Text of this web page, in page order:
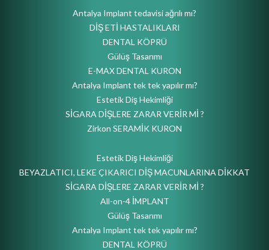
Antalya Implant tedavisi ağrılı mı?
DİŞ ETİ HASTALIKLARI
DENTAL KÖPRÜ
Gülüş Tasarımı
E-MAX DENTAL KURON
Antalya Implant tek tek yapılır mı?
Estetik Diş Hekimliği
SİGARA DİŞLERE ZARAR VERİR Mİ ?
Zirkon SERAMİK KURON
Estetik Diş Hekimliği
BEYAZLATICI, LEKE ÇIKARICI DİŞ MACUNLARINA DİKKAT
SİGARA DİŞLERE ZARAR VERİR Mİ ?
All-on-4 İMPLANT
Gülüş Tasarımı
Antalya Implant tek tek yapılır mı?
DENTAL KÖPRÜ